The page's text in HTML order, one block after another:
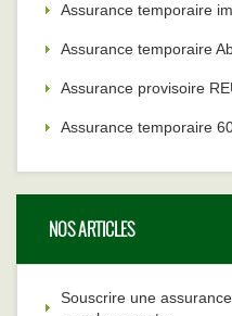
Assurance temporaire
Assurance temporaire
Assurance provisoire
Assurance temporaire
NOS ARTICLES
Souscrire une